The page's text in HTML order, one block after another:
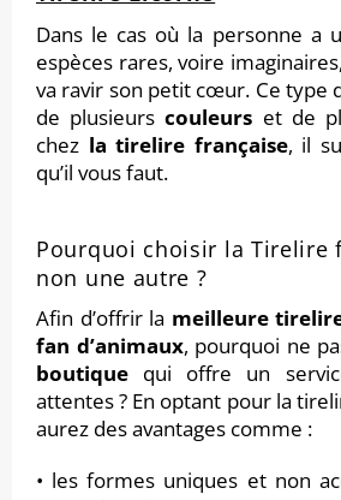
Dans le cas où la personne a
espèces rares, voire
va ravir son petit cœur. Ce type
de plusieurscouleurs et de
chez la tirelire française, il
qu’il vous faut.
Pourquoi choisir la Tirelire
non une autre ?
Afin d’offrir la meilleure
fan d’animaux, pourquoi ne
boutique qui offre un
attentes ? En optant pour la
aurez des avantages comme :
• les formes uniques et non